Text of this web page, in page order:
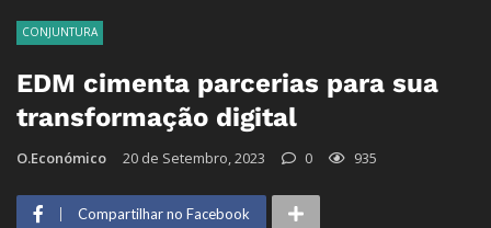
CONJUNTURA
EDM cimenta parcerias para sua
transformação digital
O.Económico 20 de Setembro, 2023 0 935
Compartilhar no Facebook